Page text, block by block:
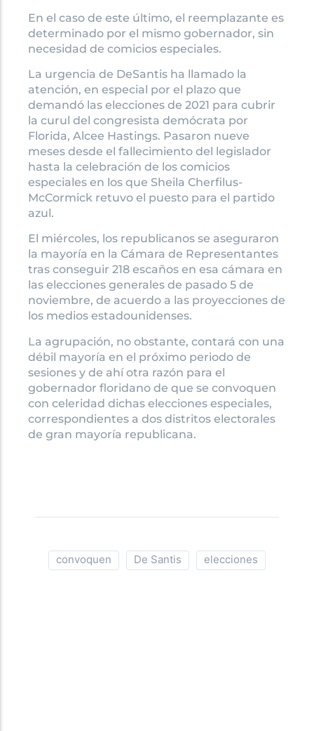
En el caso de este último, el reemplazante es
determinado por el mismo gobernador, sin
necesidad de comicios especiales.
La urgencia de DeSantis ha llamado la
atención, en especial por el plazo que
demandó las elecciones de 2021 para cubrir
la curul del congresista demócrata por
Florida, Alcee Hastings. Pasaron nueve
meses desde el fallecimiento del legislador
hasta la celebración de los comicios
especiales en los que Sheila Cherfilus-
McCormick retuvo el puesto para el partido
azul.
El miércoles, los republicanos se aseguraron
la mayoría en la Cámara de Representantes
tras conseguir 218 escaños en esa cámara en
las elecciones generales de pasado 5 de
noviembre, de acuerdo a las proyecciones de
los medios estadounidenses.
La agrupación, no obstante, contará con una
débil mayoría en el próximo periodo de
sesiones y de ahí otra razón para el
gobernador floridano de que se convoquen
con celeridad dichas elecciones especiales,
correspondientes a dos distritos electorales
de gran mayoría republicana.
convoquen De Santis elecciones